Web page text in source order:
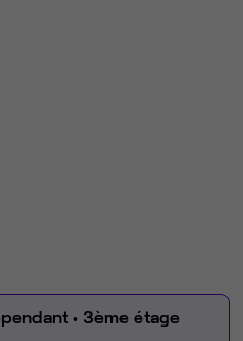
• 3ème étage